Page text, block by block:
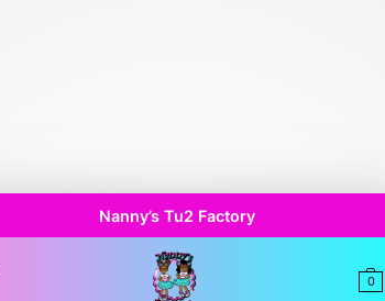
Nanny’s Tu2 Factory
0